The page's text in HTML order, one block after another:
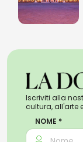
Iscriviti alla
cultura, all'arte
NOME *